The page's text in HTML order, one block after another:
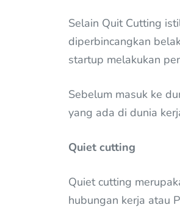
Selain Quit Cutting
diperbincangkan
startup melakukan
Sebelum masuk ke
yang ada di dunia
Quiet cutting
Quiet cutting
hubungan kerja atau